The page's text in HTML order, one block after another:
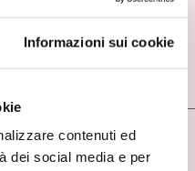
Informazioni sui cookie
contenuti ed
dei social media e per
di più
OTTIME